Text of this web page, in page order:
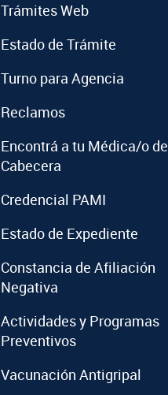
Trámites Web
Estado de Trámite
Turno para Agencia
Reclamos
Encontrá a tu Médica/o de
Cabecera
Credencial PAMI
Estado de Expediente
Constancia de Afiliación
Negativa
Actividades y Programas
Preventivos
Vacunación Antigripal